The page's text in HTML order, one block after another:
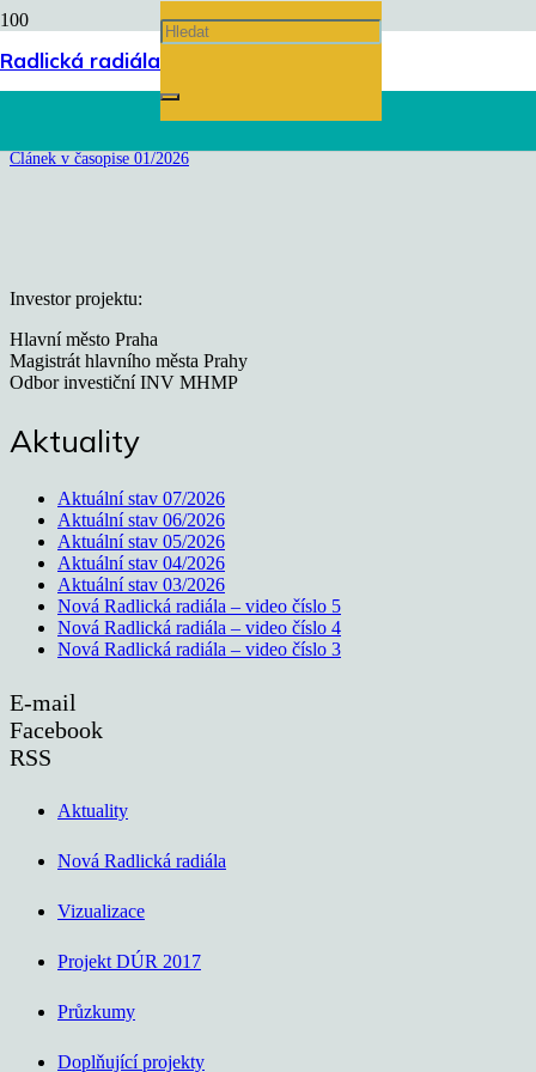
Radlická radiála
Článek v časopise 01/2026
Článek v časopise 01/2026
Investor projektu:
Hlavní město Praha
Magistrát hlavního města Prahy
Odbor investiční INV MHMP
Aktuality
Aktuální stav 07/2026
Aktuální stav 06/2026
Aktuální stav 05/2026
Aktuální stav 04/2026
Aktuální stav 03/2026
Nová Radlická radiála – video číslo 5
Nová Radlická radiála – video číslo 4
Nová Radlická radiála – video číslo 3
E-mail
Facebook
RSS
Aktuality
Nová Radlická radiála
Vizualizace
Projekt DÚR 2017
Průzkumy
Doplňující projekty